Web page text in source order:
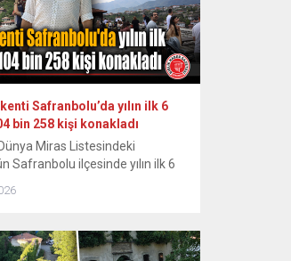
Safranbolu Belediyesi Kültürel
Safranbolu’da yılın ilk 6
bin 258 kişi konakladı
Miras Listesindeki
Safranbolu ilçesinde yılın ilk 6
yaşanırken, yabancı turist
kalma han, hamam,
köprü ve geleneksel